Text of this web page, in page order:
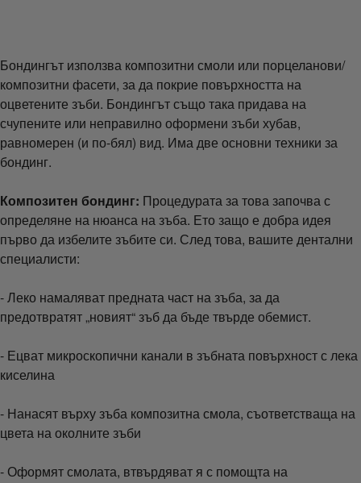
Бондингът използва композитни смоли или порцеланови/
композитни фасети, за да покрие повърхността на
оцветените зъби. Бондингът също така придава на
счупените или неправилно оформени зъби хубав,
равномерен (и по-бял) вид. Има две основни техники за
бондинг.
Композитен бондинг: Процедурата за това започва с
определяне на нюанса на зъба. Ето защо е добра идея
първо да избелите зъбите си. След това, вашите дентални
специалисти:
- Леко намаляват предната част на зъба, за да
предотвратят „новият“ зъб да бъде твърде обемист.
- Ецват микроскопични канали в зъбната повърхност с лека
киселина
- Нанасят върху зъба композитна смола, съответстваща на
цвета на околните зъби
- Оформят смолата, втвърдяват я с помощта на